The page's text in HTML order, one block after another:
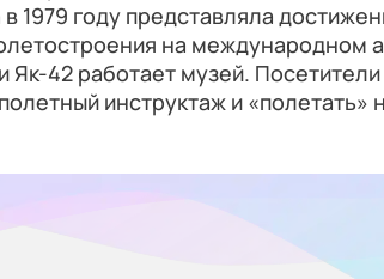
1979 году представляла
на международном
Як-42 работает музей. Посетители
инструктаж и «полетать»